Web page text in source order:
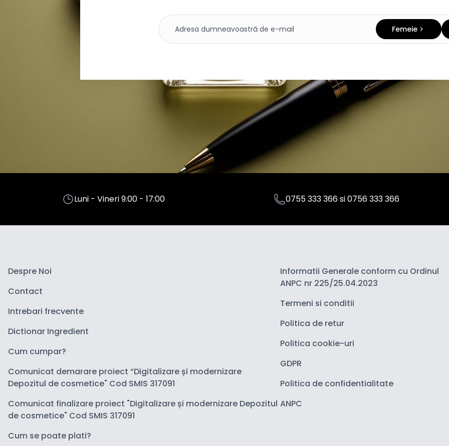
Femeie
Luni - Vineri 9:00 - 17:00 0755 333 366si0756 333 366
Despre Noi
Contact
Intrebari frecvente
Dictionar Ingredient
Cum cumpar?
Comunicat demarare proiect “Digitalizare și modernizare
Depozitul de cosmetice" Cod SMIS 317091
Comunicat finalizare proiect "Digitalizare și modernizare Depozitul
de cosmetice" Cod SMIS 317091
Cum se poate plati?
Informatii Generale conform cu Ordinul
ANPC nr 225/25.04.2023
Termeni si conditii
Politica de retur
Politica cookie-uri
GDPR
Politica de confidentialitate
ANPC